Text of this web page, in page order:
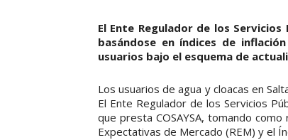
El Ente Regulador de los
basándose en índices de
usuarios bajo el esquema de
Los usuarios de agua y cloacas en
El Ente Regulador de los Servicios
que presta COSAYSA, tomando
Expectativas de Mercado (REM) y el